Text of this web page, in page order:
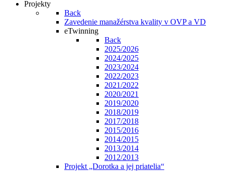
Projekty
Back
Zavedenie manažérstva kvality v OVP a VD
eTwinning
Back
2025/2026
2024/2025
2023/2024
2022/2023
2021/2022
2020/2021
2019/2020
2018/2019
2017/2018
2015/2016
2014/2015
2013/2014
2012/2013
Projekt „Dorotka a jej priatelia“